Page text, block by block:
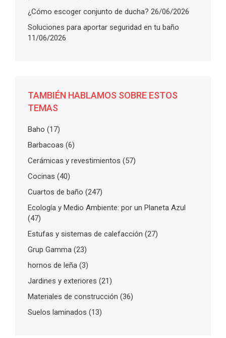
¿Cómo escoger conjunto de ducha? 26/06/2026
Soluciones para aportar seguridad en tu baño
11/06/2026
TAMBIÉN HABLAMOS SOBRE ESTOS
TEMAS
Baho (17)
Barbacoas (6)
Cerámicas y revestimientos (57)
Cocinas (40)
Cuartos de baño (247)
Ecología y Medio Ambiente: por un Planeta Azul
(47)
Estufas y sistemas de calefacción (27)
Grup Gamma (23)
hornos de leña (3)
Jardines y exteriores (21)
Materiales de construcción (36)
Suelos laminados (13)